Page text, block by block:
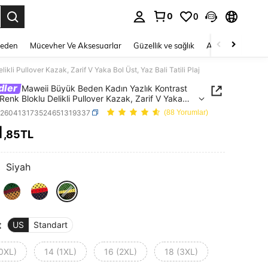
0 0
Mücevher Ve Aksesuarlar Güzellik ve sağlık Ayakkabı
Pullover Kazak, Zarif V Yaka Bol Üst, Yaz Bali Tatili Plaj
Maweii Büyük Beden Kadın Yazlık Kontrast
Bloklu Delikli Pullover Kazak, Zarif V Yaka
Yaz Bali Tatili Plaj
(88 Yorumlar)
AND AVAILABILITY
,85TL
Siyah
US Standart
14 (1XL) 16 (2XL) 18 (3XL)